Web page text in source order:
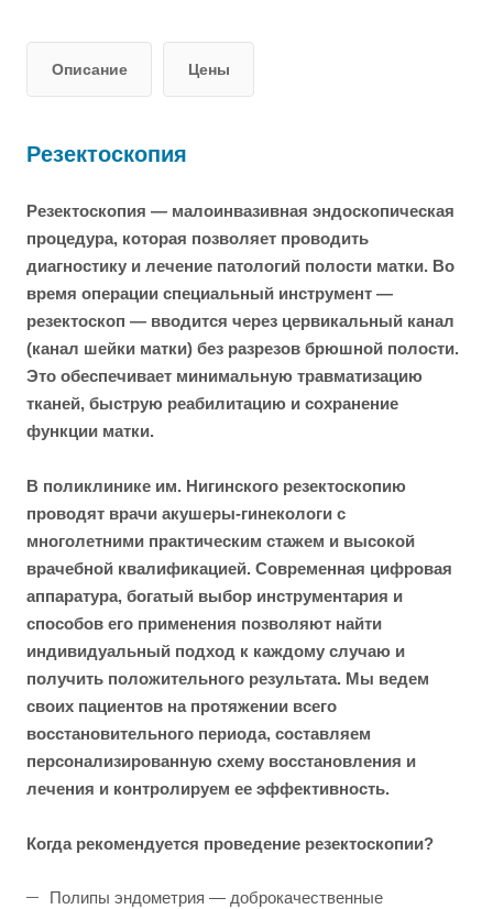
Описание Цены
Резектоскопия
Резектоскопия — малоинвазивная эндоскопическая
процедура, которая позволяет проводить
диагностику и лечение патологий полости матки. Во
время операции специальный инструмент —
резектоскоп — вводится через цервикальный канал
(канал шейки матки) без разрезов брюшной полости.
Это обеспечивает минимальную травматизацию
тканей, быструю реабилитацию и сохранение
функции матки.
В поликлинике им. Нигинского резектоскопию
проводят врачи акушеры-гинекологи с
многолетними практическим стажем и высокой
врачебной квалификацией. Современная цифровая
аппаратура, богатый выбор инструментария и
способов его применения позволяют найти
индивидуальный подход к каждому случаю и
получить положительного результата. Мы ведем
своих пациентов на протяжении всего
восстановительного периода, составляем
персонализированную схему восстановления и
лечения и контролируем ее эффективность.
Когда рекомендуется проведение резектоскопии?
Полипы эндометрия — доброкачественные